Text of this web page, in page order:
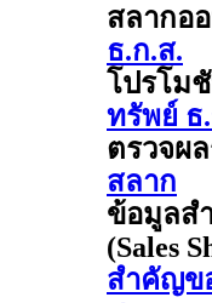
สลากอ
ธ.ก.ส.
โปรโม
ทรัพย์ ธ
ตรวจผ
สลาก
ข้อมูลส
(Sales
สำคัญข